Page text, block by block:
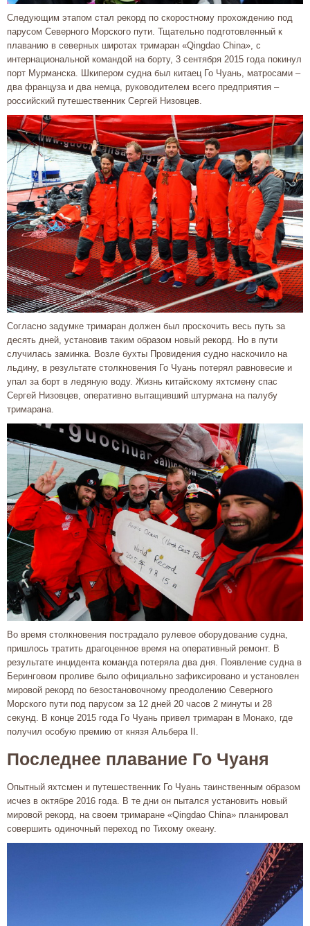
Следующим этапом стал рекорд по скоростному прохождению под
парусом Северного Морского пути. Тщательно подготовленный к
плаванию в северных широтах тримаран «Qingdao China», с
интернациональной командой на борту, 3 сентября 2015 года покинул
порт Мурманска. Шкипером судна был китаец Го Чуань, матросами –
два француза и два немца, руководителем всего предприятия –
российский путешественник Сергей Низовцев.
Согласно задумке тримаран должен был проскочить весь путь за
десять дней, установив таким образом новый рекорд. Но в пути
случилась заминка. Возле бухты Провидения судно наскочило на
льдину, в результате столкновения Го Чуань потерял равновесие и
упал за борт в ледяную воду. Жизнь китайскому яхтсмену спас
Сергей Низовцев, оперативно вытащивший штурмана на палубу
тримарана.
Во время столкновения пострадало рулевое оборудование судна,
пришлось тратить драгоценное время на оперативный ремонт. В
результате инцидента команда потеряла два дня. Появление судна в
Беринговом проливе было официально зафиксировано и установлен
мировой рекорд по безостановочному преодолению Северного
Морского пути под парусом за 12 дней 20 часов 2 минуты и 28
секунд. В конце 2015 года Го Чуань привел тримаран в Монако, где
получил особую премию от князя Альбера II.
Последнее плавание Го Чуаня
Опытный яхтсмен и путешественник Го Чуань таинственным образом
исчез в октябре 2016 года. В те дни он пытался установить новый
мировой рекорд, на своем тримаране «Qingdao China» планировал
совершить одиночный переход по Тихому океану.